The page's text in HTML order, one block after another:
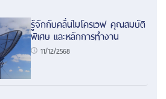
รู้จักกับคลื่นไมโครเวฟ คุณสมบัติ
พิเศษ และหลักการทำงาน
11/12/2568